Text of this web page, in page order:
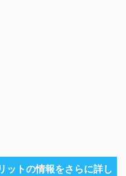
ットの情報をさらに詳し